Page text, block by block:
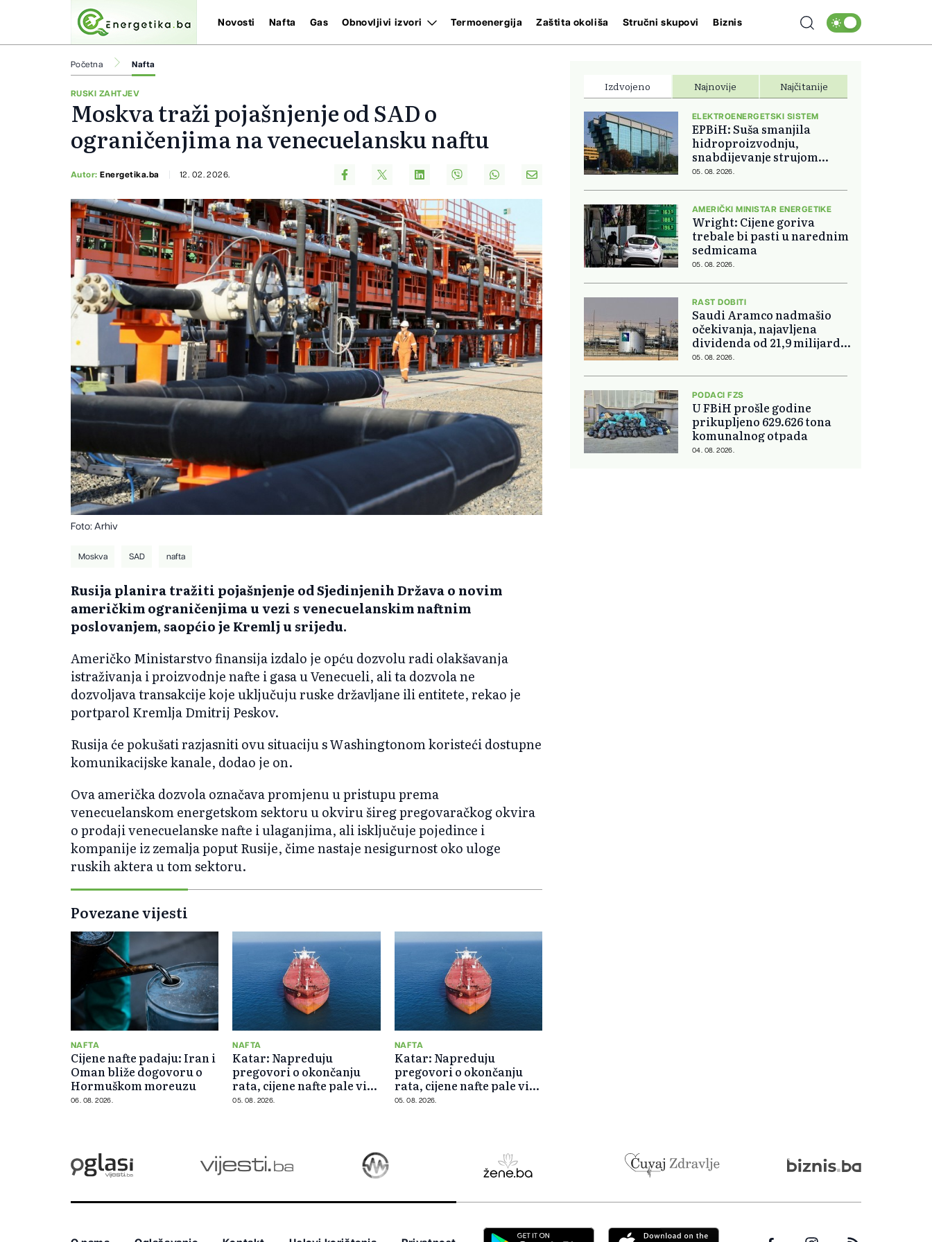
Novosti Nafta Gas Obnovljivi izvori Termoenergija Zaštita okoliša Stručni skupovi Biznis
Početna Nafta
RUSKI ZAHTJEV
Moskva traži pojašnjenje od SAD o
ograničenjima na venecuelansku naftu
Autor:Energetika.ba 12. 02. 2026.
Foto: Arhiv
Moskva SAD nafta
Rusija planira tražiti pojašnjenje od Sjedinjenih Država o novim
američkim ograničenjima u vezi s venecuelanskim naftnim
poslovanjem, saopćio je Kremlj u srijedu.
Američko Ministarstvo finansija izdalo je opću dozvolu radi olakšavanja
istraživanja i proizvodnje nafte i gasa u Venecueli, ali ta dozvola ne
dozvoljava transakcije koje uključuju ruske državljane ili entitete, rekao je
portparol Kremlja Dmitrij Peskov.
Rusija će pokušati razjasniti ovu situaciju s Washingtonom koristeći dostupne
komunikacijske kanale, dodao je on.
Ova američka dozvola označava promjenu u pristupu prema
venecuelanskom energetskom sektoru u okviru šireg pregovaračkog okvira
o prodaji venecuelanske nafte i ulaganjima, ali isključuje pojedince i
kompanije iz zemalja poput Rusije, čime nastaje nesigurnost oko uloge
ruskih aktera u tom sektoru.
Povezane vijesti
NAFTA
Cijene nafte padaju: Iran i
Oman bliže dogovoru o
Hormuškom moreuzu
06. 08. 2026.
NAFTA
Katar: Napreduju
pregovori o okončanju
rata, cijene nafte pale više
od 5 posto
05. 08. 2026.
NAFTA
Katar: Napreduju
pregovori o okončanju
rata, cijene nafte pale više
od 5 posto
05. 08. 2026.
Izdvojeno Najnovije Najčitanije
ELEKTROENERGETSKI SISTEM
EPBiH: Suša smanjila
hidroproizvodnju,
snabdijevanje strujom
ostaje stabilno
05. 08. 2026.
AMERIČKI MINISTAR ENERGETIKE
Wright: Cijene goriva
trebale bi pasti u narednim
sedmicama
05. 08. 2026.
RAST DOBITI
Saudi Aramco nadmašio
očekivanja, najavljena
dividenda od 21,9 milijardi
dolara
05. 08. 2026.
PODACI FZS
U FBiH prošle godine
prikupljeno 629.626 tona
komunalnog otpada
04. 08. 2026.